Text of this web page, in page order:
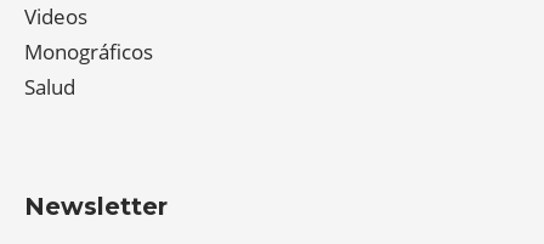
Videos
Monográficos
Salud
Newsletter